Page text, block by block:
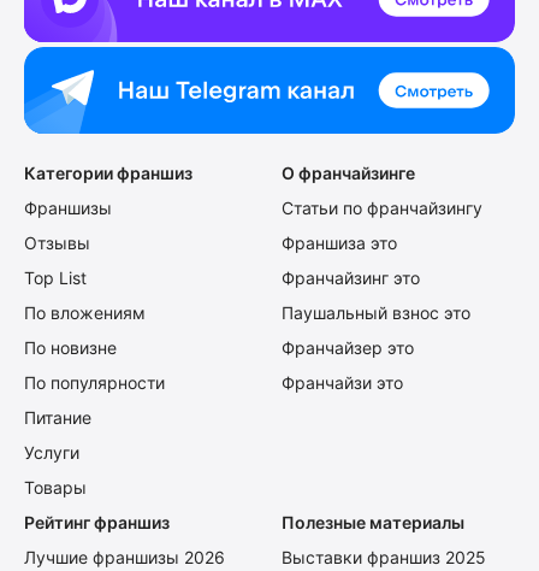
Категории франшиз
Франшизы
Отзывы
Top List
По вложениям
По новизне
По популярности
Питание
Услуги
Товары
О франчайзинге
Статьи по франчайзингу
Франшиза это
Франчайзинг это
Паушальный взнос это
Франчайзер это
Франчайзи это
Рейтинг франшиз
Лучшие франшизы 2026
Полезные материалы
Выставки франшиз 2025